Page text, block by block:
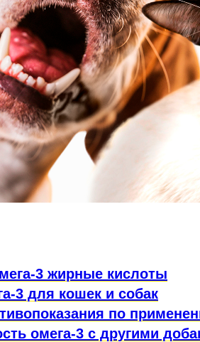
3 жирные кислоты
3 для кошек и собак
по
омега-3 с другими